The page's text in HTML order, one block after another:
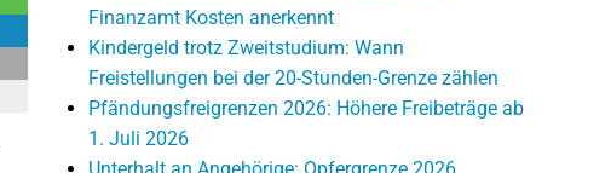
Finanzamt Kosten anerkennt
Kindergeld trotz Zweitstudium: Wann
Freistellungen bei der 20-Stunden-Grenze zählen
Pfändungsfreigrenzen 2026: Höhere Freibeträge ab
1. Juli 2026